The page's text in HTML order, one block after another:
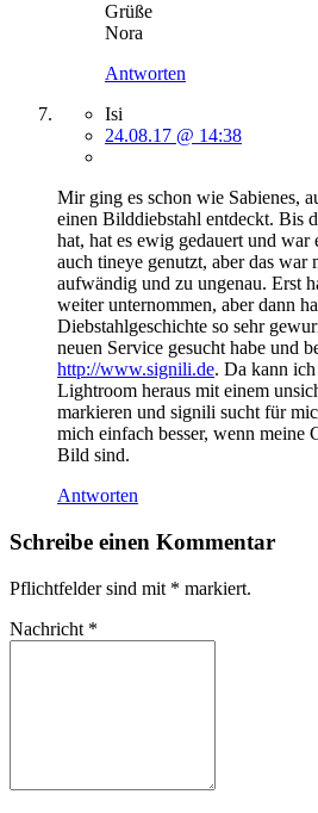
Grüße
Nora
Antworten
Isi
24.08.17 @ 14:38
Mir ging es schon wie Sabienes,
einen Bilddiebstahl entdeckt. Bis
hat, hat es ewig gedauert und war
auch tineye genutzt, aber das war
aufwändig und zu ungenau. Erst
weiter unternommen, aber dann
Diebstahlgeschichte so sehr
neuen Service gesucht habe und
http://www.signili.de. Da kann
Lightroom heraus mit einem
markieren und signili sucht für
mich einfach besser, wenn
Bild sind.
Antworten
Schreibe einen Kommentar
Pflichtfelder sind mit * markiert.
Nachricht *